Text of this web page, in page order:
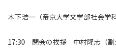
木下浩一（帝京大学文学部社会学科
17:30 閉会の挨拶 中村隆志（副